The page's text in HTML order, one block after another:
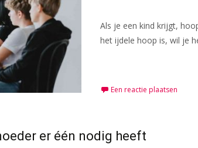
Als je een kind krijgt,
het ijdele hoop is, wil je
Een reactie plaatsen
er één nodig heeft